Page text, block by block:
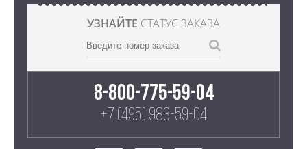
УЗНАЙТЕ СТАТУС ЗАКАЗА
8-800-775-59-04
+7 (495) 983-59-04